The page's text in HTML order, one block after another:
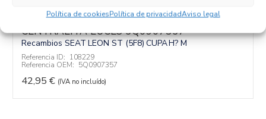
Política de cookiesPolítica de privacidadAviso legal
CENTRALITA LUCES 5Q0907357
Recambios SEAT LEON ST (5F8) CUPAH? M
Referencia ID: 108229
Referencia OEM: 5Q0907357
42,95 € (IVA no incluído)